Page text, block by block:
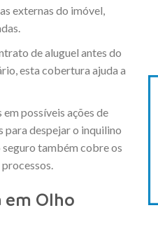
externas do imóvel,
de aluguel antes do
esta cobertura ajuda a
possíveis ações de
para despejar o inquilino
também cobre os
em Olho